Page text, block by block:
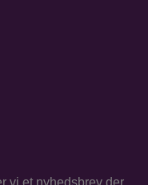
vi et nyhedsbrev der